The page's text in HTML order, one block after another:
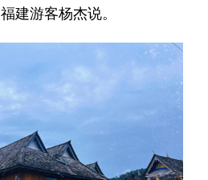
建游客杨杰说。